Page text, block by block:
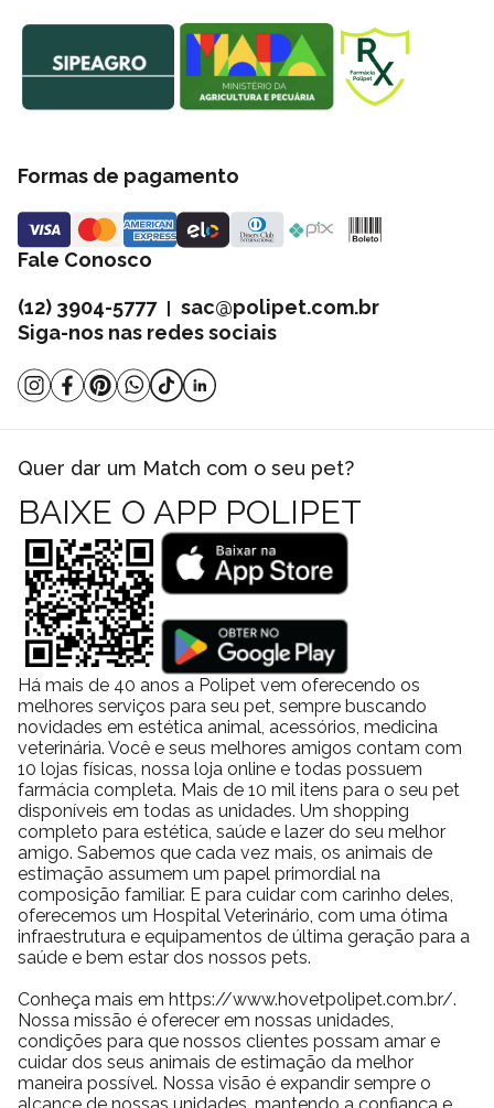
Formas de pagamento
Fale Conosco
(12) 3904-5777| sac@polipet.com.br
Siga-nos nas redes sociais
Quer dar um Match com o seu pet?
BAIXE O APP POLIPET
Há mais de 40 anos a Polipet vem oferecendo os
melhores serviços para seu pet, sempre buscando
novidades em estética animal, acessórios, medicina
veterinária. Você e seus melhores amigos contam com
10 lojas físicas, nossa loja online e todas possuem
farmácia completa. Mais de 10 mil itens para o seu pet
disponíveis em todas as unidades. Um shopping
completo para estética, saúde e lazer do seu melhor
amigo. Sabemos que cada vez mais, os animais de
estimação assumem um papel primordial na
composição familiar. E para cuidar com carinho deles,
oferecemos um Hospital Veterinário, com uma ótima
infraestrutura e equipamentos de última geração para a
saúde e bem estar dos nossos pets.
Conheça mais em https://www.hovetpolipet.com.br/.
Nossa missão é oferecer em nossas unidades,
condições para que nossos clientes possam amar e
cuidar dos seus animais de estimação da melhor
maneira possível. Nossa visão é expandir sempre o